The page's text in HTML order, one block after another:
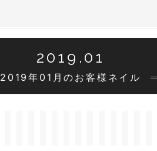
2019.01
2019年01月のお客様ネイル